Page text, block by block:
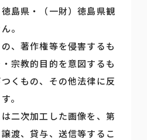
島県・（一財）徳島県観
。
、著作権等を侵害するも
宗教的目的を意図するも
くもの、その他法律に反
。
二次加工した画像を、第
渡、貸与、送信等するこ